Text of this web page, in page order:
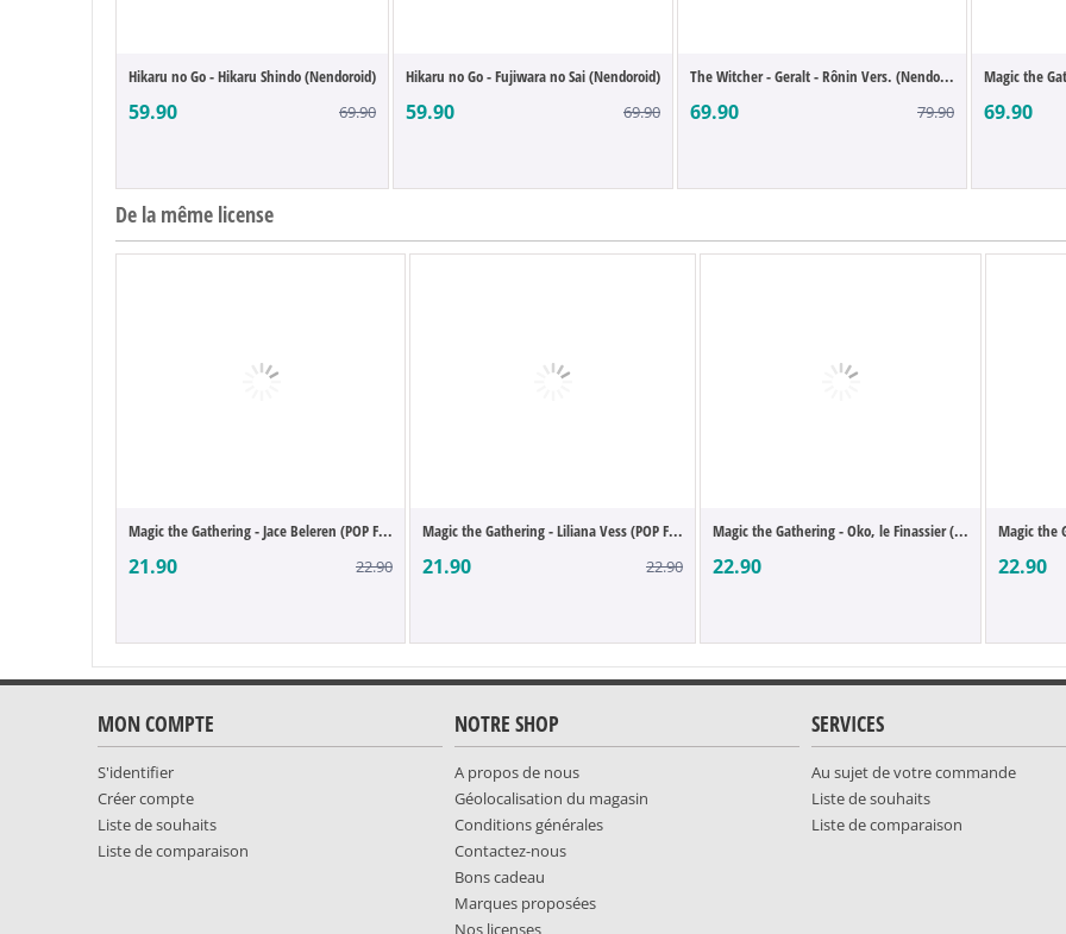
Hikaru no Go - Hikaru Shindo (Nendoroid)
59.90 69.90
Hikaru no Go - Fujiwara no Sai (Nendoroid)
59.90 69.90
The Witcher - Geralt - Rônin Vers. (Nendo...
69.90 79.90
Magic the
69.90
De la même license
Magic the Gathering - Jace Beleren (POP F...
21.90 22.90
Magic the Gathering - Liliana Vess (POP F...
21.90 22.90
Magic the Gathering - Oko, le Finassier (...
22.90
Magic the
22.90
MON COMPTE
S'identifier
Créer compte
Liste de souhaits
Liste de comparaison
NOTRE SHOP
A propos de nous
Géolocalisation du magasin
Conditions générales
Contactez-nous
Bons cadeau
Marques proposées
Nos licenses
SERVICES
Au sujet de votre commande
Liste de souhaits
Liste de comparaison